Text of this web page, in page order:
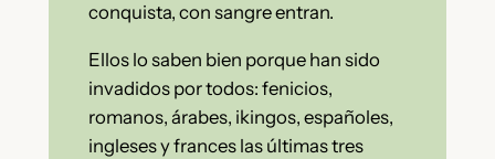
conquista, con sangre entran.
Ellos lo saben bien porque han sido
invadidos por todos: fenicios,
romanos, árabes, ikingos, españoles,
ingleses y frances las últimas tres